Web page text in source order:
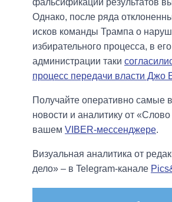
фальсификации результатов
Однако, после ряда
исков команды Трампа о
избирательного процесса, в его
администрации таки
процесс передачи власти Джо
Получайте оперативно самые
новости и аналитику от
вашем VIBER-мессенджере.
Визуальная аналитика от
дело» – в Telegram-канале